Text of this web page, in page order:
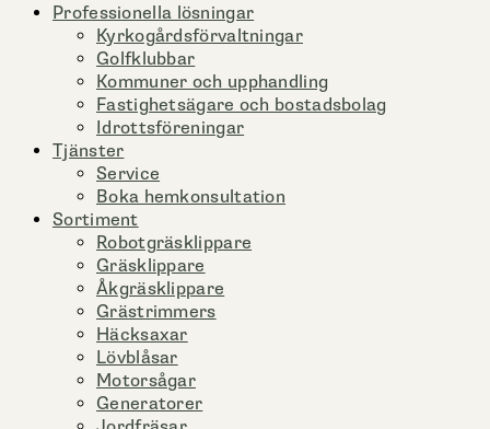
Professionella lösningar
Kyrkogårdsförvaltningar
Golfklubbar
Kommuner och upphandling
Fastighetsägare och bostadsbolag
Idrottsföreningar
Tjänster
Service
Boka hemkonsultation
Sortiment
Robotgräsklippare
Gräsklippare
Åkgräsklippare
Grästrimmers
Häcksaxar
Lövblåsar
Motorsågar
Generatorer